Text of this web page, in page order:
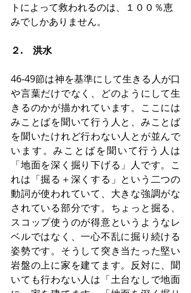
トによって救われるのは、１００％恵
みでしかありません。
２.　洪水
46‐49節は神を基準にして生きる人が口
や言葉だけでなく、どのようにして生
きるのかが描かれています。ここには
みことばを聞いて行う人と、みことば
を聞いたけれど行わない人とが並んで
います。みことばを聞いて行う人は
「地面を深く掘り下げる」人です。こ
れは「掘る＋深くする」という二つの
動詞が使われていて、大きな強調がな
されている部分です。ちょっと掘る、
スコップ使うのが得意というようなレ
ベルではなく、一心不乱に掘り続ける
姿勢です。そうして突き当たった堅い
岩盤の上に家を建てます。反対に、聞
いても行わない人は「土台なしで地面